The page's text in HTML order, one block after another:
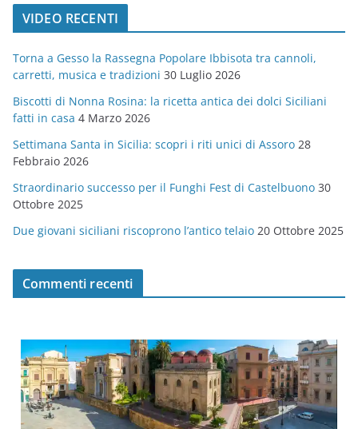
t
o
r
i
e
VIDEO RECENTI
Torna a Gesso la Rassegna Popolare Ibbisota tra cannoli,
carretti, musica e tradizioni 30 Luglio 2026
Biscotti di Nonna Rosina: la ricetta antica dei dolci Siciliani
fatti in casa 4 Marzo 2026
Settimana Santa in Sicilia: scopri i riti unici di Assoro 28
Febbraio 2026
Straordinario successo per il Funghi Fest di Castelbuono 30
Ottobre 2025
Due giovani siciliani riscoprono l’antico telaio 20 Ottobre 2025
Commenti recenti